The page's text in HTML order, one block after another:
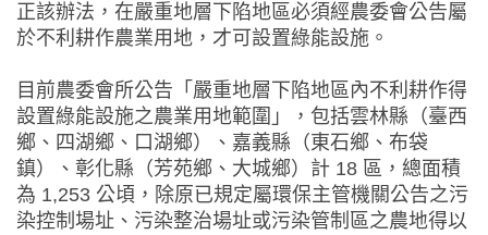
正該辦法，在嚴重地層下陷地區必須經農委會公告屬
於不利耕作農業用地，才可設置綠能設施。
目前農委會所公告「嚴重地層下陷地區內不利耕作得
設置綠能設施之農業用地範圍」，包括雲林縣（臺西
鄉、四湖鄉、口湖鄉）、嘉義縣（東石鄉、布袋
鎮）、彰化縣（芳苑鄉、大城鄉）計 18 區，總面積
為 1,253 公頃，除原已規定屬環保主管機關公告之污
染控制場址、污染整治場址或污染管制區之農地得以